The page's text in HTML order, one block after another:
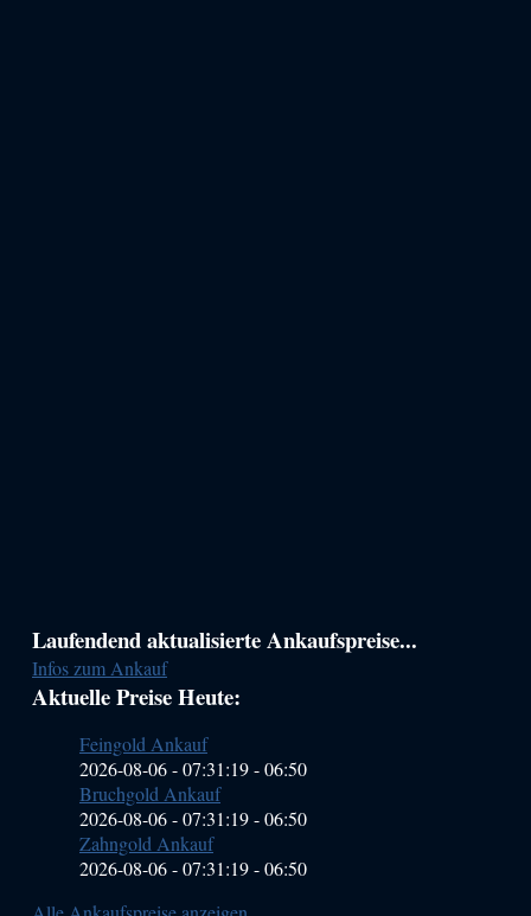
Haupt-
Sidebar
(Primary)
Laufendend aktualisierte Ankaufspreise...
Infos zum Ankauf
Aktuelle Preise Heute:
Feingold Ankauf
2026-08-06 - 07:31:19-06:50
Bruchgold Ankauf
2026-08-06 - 07:31:19-06:50
Zahngold Ankauf
2026-08-06 - 07:31:19-06:50